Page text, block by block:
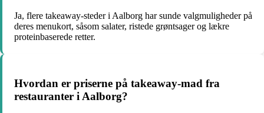
Ja, flere takeaway-steder i Aalborg har sunde valgmuligheder på
deres menukort, såsom salater, ristede grøntsager og lækre
proteinbaserede retter.
Hvordan er priserne på takeaway-mad fra
restauranter i Aalborg?